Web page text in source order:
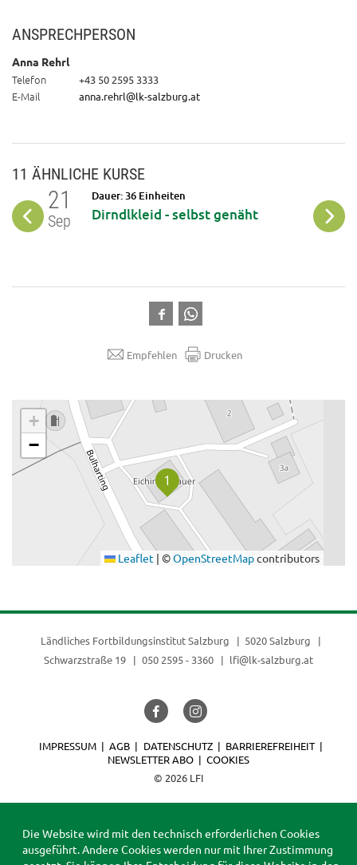
ANSPRECHPERSON
Anna Rehrl
Telefon +43 50 2595 3333
E-Mail anna.rehrl@lk-salzburg.at
11 ÄHNLICHE KURSE
21
Sep
Dauer: 36 Einheiten
Dirndlkleid - selbst genäht
05
Okt
Empfehlen Drucken
+
−
Leaflet | ©OpenStreetMapcontributors
Ländliches Fortbildungsinstitut Salzburg
5020 Salzburg
Schwarzstraße 19
050 2595 - 3360 lfi@lk-salzburg.at
© 2026 LFI
IMPRESSUM AGB DATENSCHUTZ
BARRIEREFREIHEIT
NEWSLETTER ABO
COOKIES
Die Website wird mit den technisch erforderlichen Cookies
ausgeführt. Andere Cookies werden nur mit Ihrer Zustimmung